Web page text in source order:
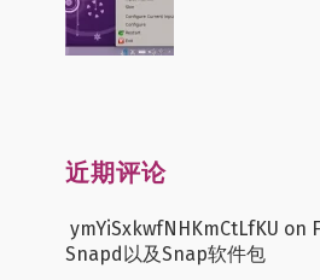
近期评论
ymYiSxkwfNHKmCtLfKU on
Snapd以及Snap软件包